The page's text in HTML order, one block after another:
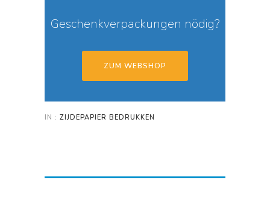
Geschenkverpackungen nödig?
ZUM WEBSHOP
IN : ZIJDEPAPIER BEDRUKKEN